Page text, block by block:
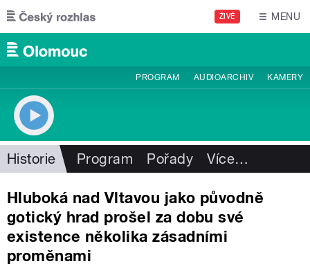
Přejít k hlavnímu obsahu
ŽIVĚ MENU
PROGRAM AUDIOARCHIV KAMERY
Historie Program Pořady Více…
Hluboká nad Vltavou jako původně
gotický hrad prošel za dobu své
existence několika zásadními
proměnami